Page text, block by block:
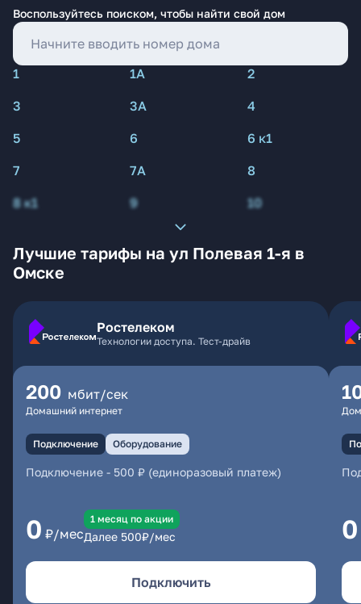
Воспользуйтесь поиском, чтобы найти свой дом
1 1А
2
3
3А
4
5
6
6 к1
7
7А
8
8 к1
9 10
Лучшие тарифы на ул Полевая 1-я в
Омске
Ростелеком
Технологии доступа. Тест-драйв
200 мбит/сек
Домашний интернет
Подключение Оборудование
Подключение - 500 ₽ (единоразовый платеж)
0 ₽/мес
1 месяц по акции
Далее 500₽/мес
Подключить
0